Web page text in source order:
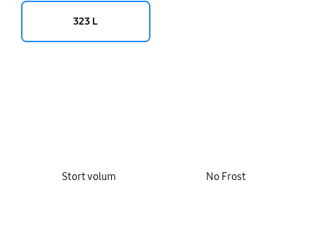
323 L
Stort volum No Frost